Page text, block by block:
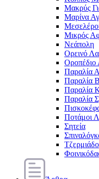
Μακρύς
Μαρίνα
Μικρός
Νεάπολη
Ορεινό
Οροπέδιο
Παραλία
Παραλία
Παραλία
Παραλία
Ποτάμοι
Σητεία
Τζερμιάδο